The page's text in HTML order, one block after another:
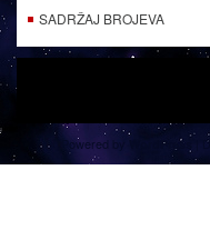
SADRŽAJ BROJEVA
Powered by WordPress |